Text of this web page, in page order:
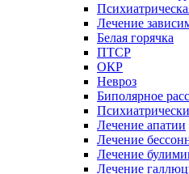
Лечение
Белая горячка
ПТСР
ОКР
Невроз
Биполярное
Лечение апатии
Лечение
Лечение
Лечение